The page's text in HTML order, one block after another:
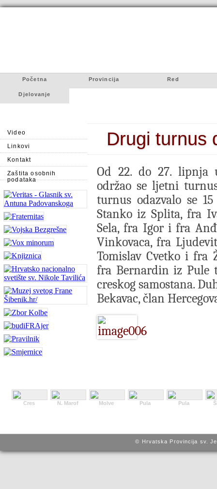
Početna Provincija Red
Djelovanje
Video
Linkovi
Kontakt
Zaštita osobnih
podataka
Drugi turnus
Od 22. do 27. lipnja
održao se ljetni
turnus odazvalo se
Stanko iz Splita, fra
Sela, fra Igor i fra
Vinkovaca, fra
Tomislav Cvetko i fra
fra Bernardin iz Pule
creskog samostana.
Bekavac, član
Cres N. Marof Molve Pula Pula
© Hrvatska Provincija sv.